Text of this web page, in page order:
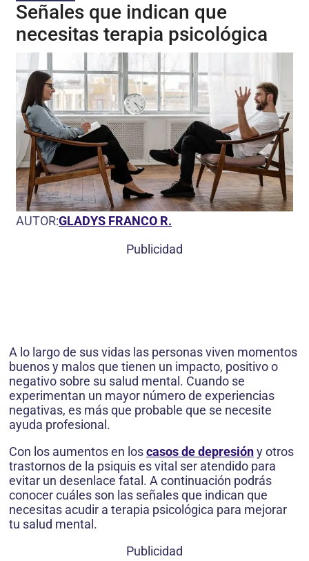
Señales que indican que
necesitas terapia psicológica
AUTOR:GLADYS FRANCO R.
Publicidad
A lo largo de sus vidas las personas viven momentos
buenos y malos que tienen un impacto, positivo o
negativo sobre su salud mental. Cuando se
experimentan un mayor número de experiencias
negativas, es más que probable que se necesite
ayuda profesional.
Con los aumentos en loscasos de depresióny otros
trastornos de la psiquis es vital ser atendido para
evitar un desenlace fatal. A continuación podrás
conocer cuáles son las señales que indican que
necesitas acudir a terapia psicológica para mejorar
tu salud mental.
Publicidad